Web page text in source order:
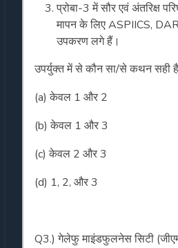
प्रोबा-3 में सौर एवं अंतरिक्ष
मापन के लिए ASPIICS,
उपकरण लगे हैं।
उपर्युक्त में से कौन सा/से कथन सही
(a) केवल 1 और 2
(b) केवल 1 और 3
(c) केवल 2 और 3
(d) 1, 2, और 3
Q3.) गेलेफु माइंडफुलनेस सिटी